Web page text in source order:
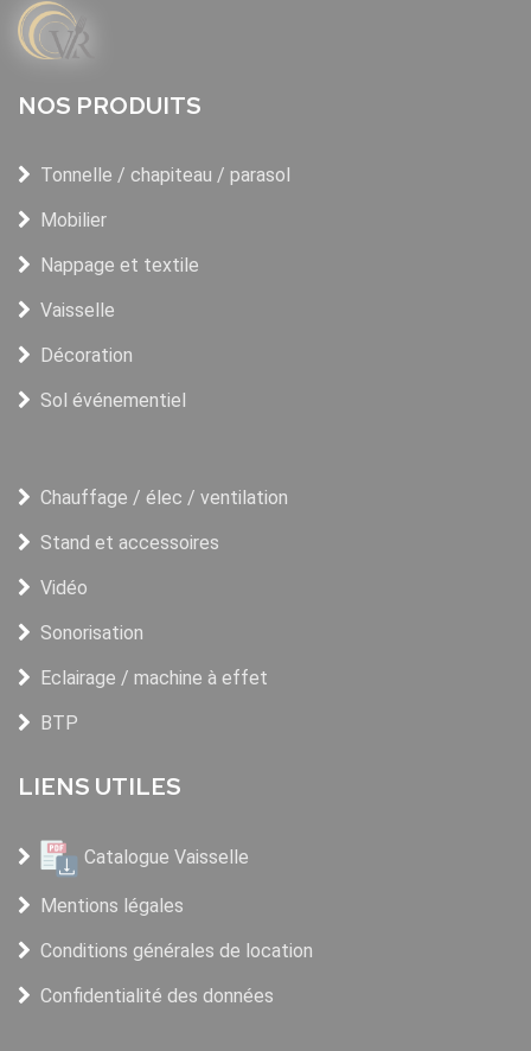
NOS PRODUITS
Tonnelle / chapiteau / parasol
Mobilier
Nappage et textile
Vaisselle
Décoration
Sol événementiel
Chauffage / élec / ventilation
Stand et accessoires
Vidéo
Sonorisation
Eclairage / machine à effet
BTP
LIENS UTILES
Catalogue Vaisselle
Mentions légales
Conditions générales de location
Confidentialité des données